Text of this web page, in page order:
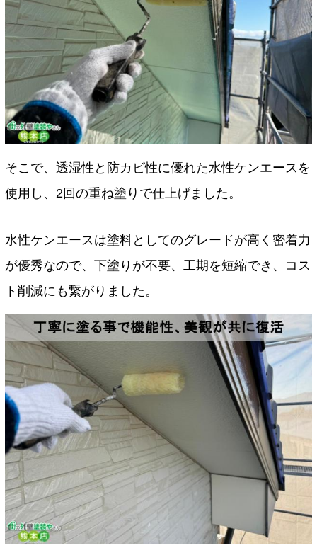
そこで、透湿性と防カビ性に優れた水性ケンエースを
使用し、2回の重ね塗りで仕上げました。
水性ケンエースは塗料としてのグレードが高く密着力
が優秀なので、下塗りが不要、工期を短縮でき、コス
ト削減にも繋がりました。